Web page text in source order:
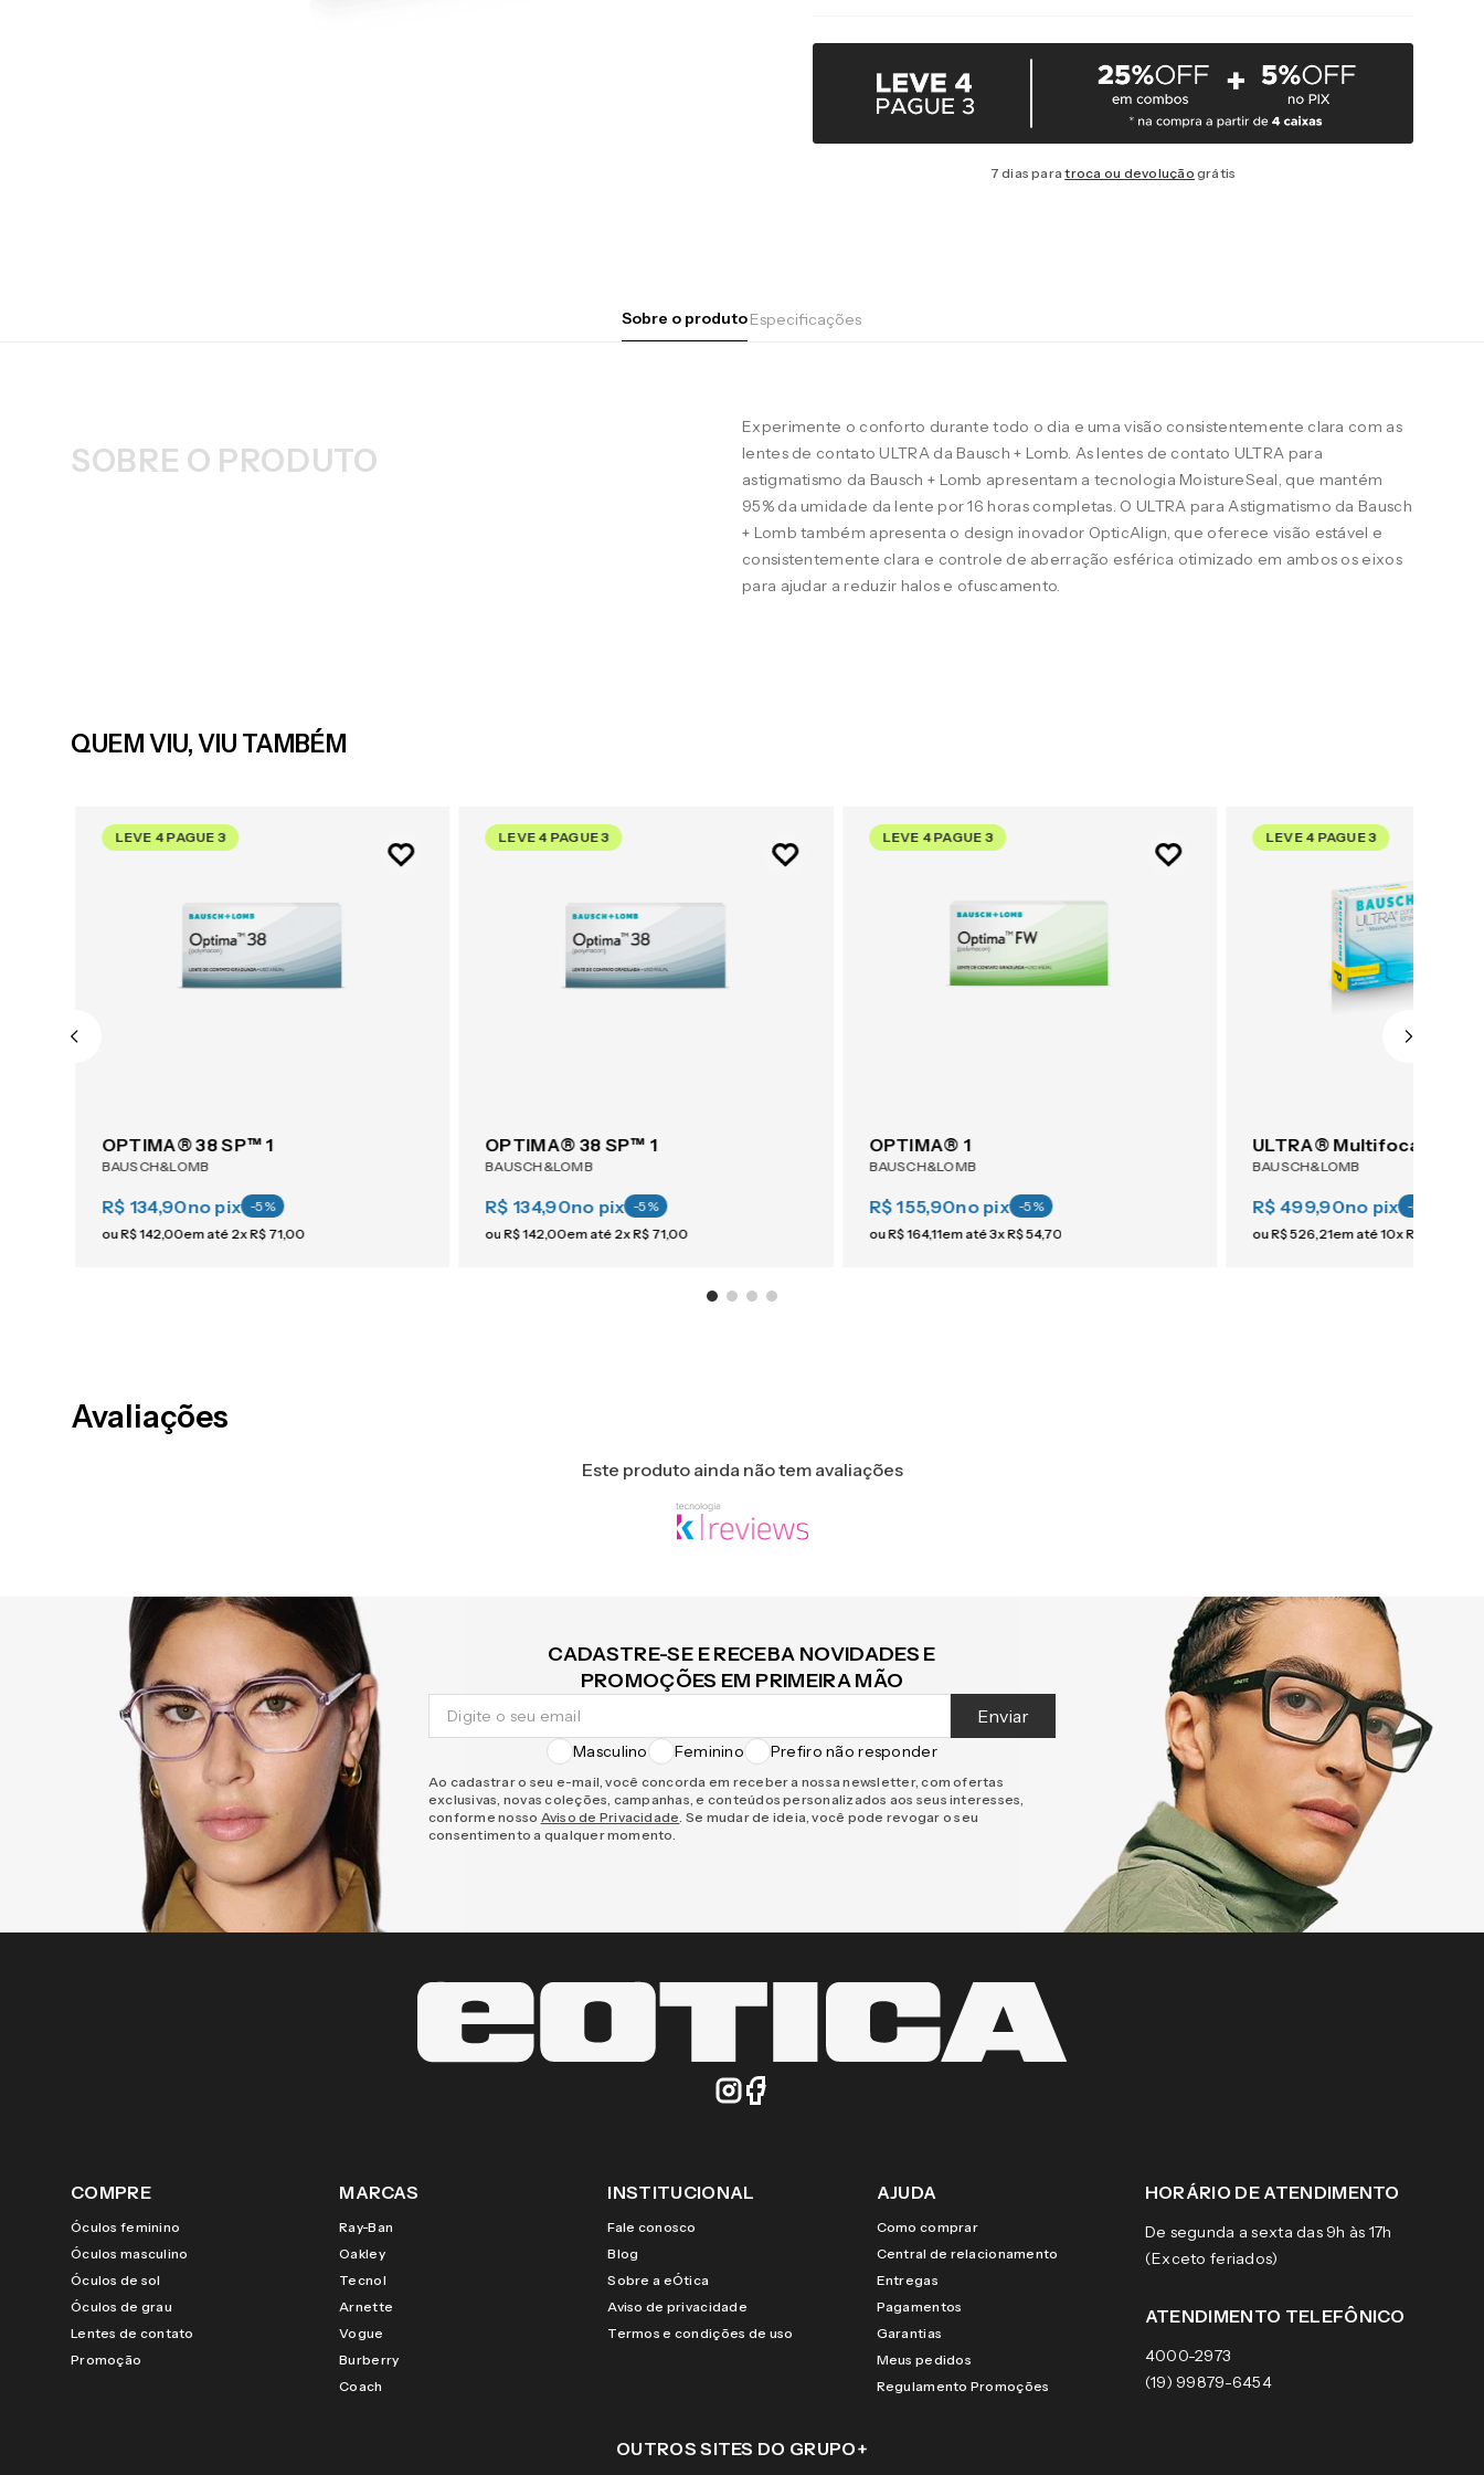
7 dias paratroca ou devolução grátis
Sobre o produtoEspecificações
SOBRE O PRODUTO
Experimente o conforto durante todo o dia e uma visão consistentemente clara com as
lentes de contato ULTRA da Bausch + Lomb. As lentes de contato ULTRA para
astigmatismo da Bausch + Lomb apresentam a tecnologia MoistureSeal, que mantém
95% da umidade da lente por 16 horas completas. O ULTRA para Astigmatismo da Bausch
+ Lomb também apresenta o design inovador OpticAlign, que oferece visão estável e
consistentemente clara e controle de aberração esférica otimizado em ambos os eixos
para ajudar a reduzir halos e ofuscamento.
QUEM VIU, VIU TAMBÉM
LEVE 4 PAGUE 3
OPTIMA® 38 SP™ 1
BAUSCH&LOMB
R$ 134,90no pix -5%
ouR$142,00em até 2xR$ 71,00
LEVE 4 PAGUE 3
OPTIMA® 38 SP™ 1
BAUSCH&LOMB
R$ 134,90no pix -5%
ouR$142,00em até 2xR$ 71,00
LEVE 4 PAGUE 3
OPTIMA® 1
BAUSCH&LOMB
R$ 155,90no pix -5%
ouR$164,11em até3xR$54,70
LEVE 4 PAGUE 3
ULTRA® Multifocal 6
BAUSCH&LOMB
R$ 499,90no pix -5
ouR$526 21em até10xR$
Avaliações
Este produto ainda não tem avaliações
CADASTRE-SE E RECEBA NOVIDADES E
PROMOÇÕES EM PRIMEIRA MÃO
Enviar
Masculino Feminino Prefiro não responder
Ao cadastrar o seu e-mail, você concorda em receber a nossa newsletter, com ofertas
exclusivas, novas coleções, campanhas, e conteúdos personalizados aos seus interesses,
conforme nosso Aviso de Privacidade. Se mudar de ideia, você pode revogar o seu
consentimento a qualquer momento.
COMPRE
Óculos feminino
Óculos masculino
Óculos de sol
Óculos de grau
Lentes de contato
Promoção
MARCAS
Ray-Ban
Oakley
Tecnol
Arnette
Vogue
Burberry
Coach
INSTITUCIONAL
Fale conosco
Blog
Sobre a eÓtica
Aviso de privacidade
Termos e condições de uso
AJUDA
Como comprar
Central de relacionamento
Entregas
Pagamentos
Garantias
Meus pedidos
Regulamento Promoções
HORÁRIO DE ATENDIMENTO
De segunda a sexta das 9h às 17h
(Exceto feriados)
ATENDIMENTO TELEFÔNICO
4000-2973
(19) 99879-6454
OUTROS SITES DO GRUPO+